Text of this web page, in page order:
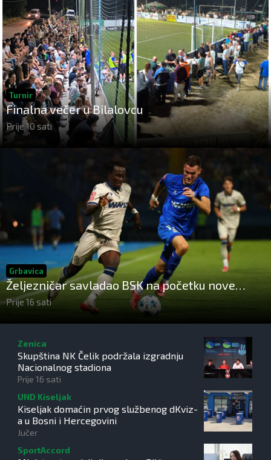
Turnir
Finalna večer u Bilalovcu
Prije 10 sati
Grbavica
Željezničar savladao BSK na početku nove
sezone Wwin lige BiH
Prije 16 sati
Zenica
Skupština NK Čelik podržala izgradnju
Nacionalnog stadiona
Prije 16 sati
UND Kiseljak
Kiseljak domaćin prvog službenog dKviz-
a u Bosni i Hercegovini
Jučer
SportAccord